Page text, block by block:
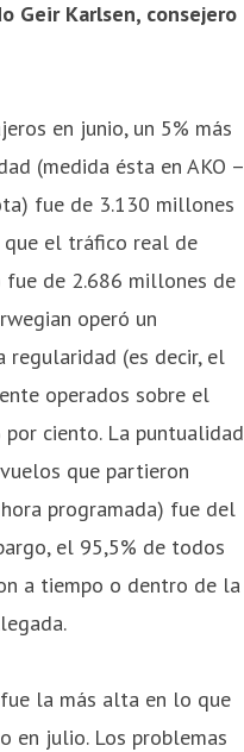
Geir Karlsen, consejero
en junio, un 5% más
(medida ésta en AKO –
fue de 3.130 millones
el tráfico real de
fue de 2.686 millones de
operó un
regularidad (es decir, el
operados sobre el
ciento. La puntualidad
que partieron
programada) fue del
el 95,5% de todos
a tiempo o dentro de la
la más alta en lo que
en julio. Los problemas